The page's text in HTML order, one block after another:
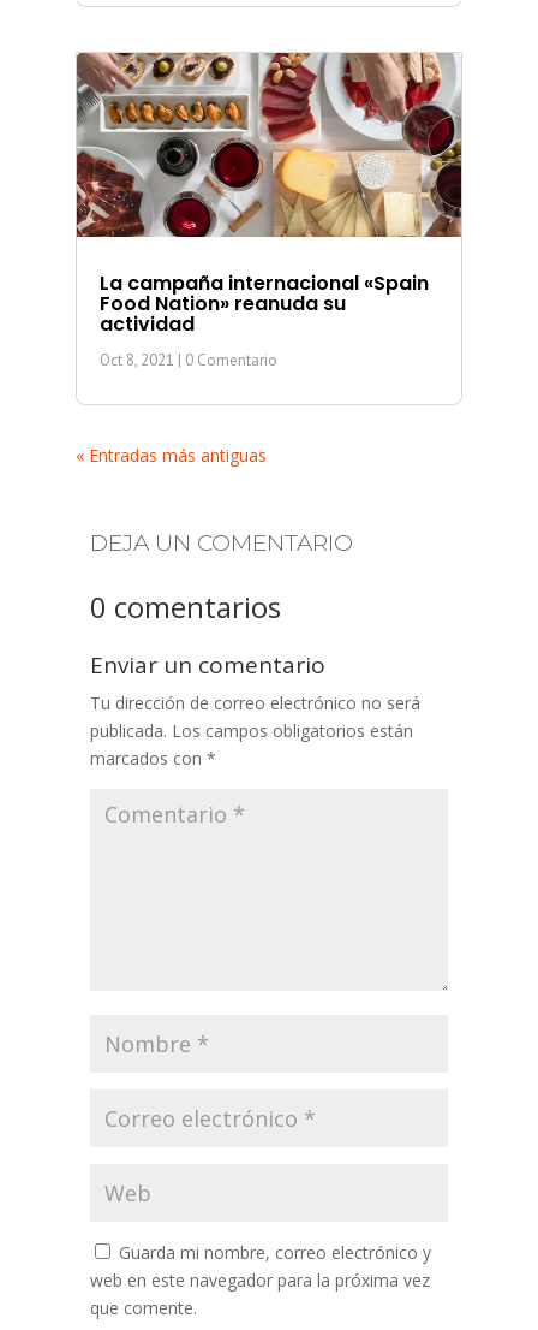
La campaña internacional «Spain
Food Nation» reanuda su
actividad
Oct 8, 2021 | 0 Comentario
« Entradas más antiguas
DEJA UN COMENTARIO
0 comentarios
Enviar un comentario
Tu dirección de correo electrónico no será
publicada. Los campos obligatorios están
marcados con *
Guarda mi nombre, correo electrónico y
web en este navegador para la próxima vez
que comente.